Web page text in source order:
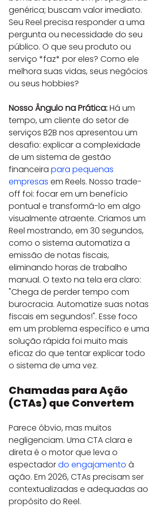
genérica; buscam valor imediato.
Seu Reel precisa responder a uma
pergunta ou necessidade do seu
público. O que seu produto ou
serviço *faz* por eles? Como ele
melhora suas vidas, seus negócios
ou seus hobbies?
Nosso Ângulo na Prática: Há um
tempo, um cliente do setor de
serviços B2B nos apresentou um
desafio: explicar a complexidade
de um sistema de gestão
financeira para pequenas
empresas em Reels. Nosso trade-
off foi: focar em um benefício
pontual e transformá-lo em algo
visualmente atraente. Criamos um
Reel mostrando, em 30 segundos,
como o sistema automatiza a
emissão de notas fiscais,
eliminando horas de trabalho
manual. O texto na tela era claro:
"Chega de perder tempo com
burocracia. Automatize suas notas
fiscais em segundos!". Esse foco
em um problema específico e uma
solução rápida foi muito mais
eficaz do que tentar explicar todo
o sistema de uma vez.
Chamadas para Ação
(CTAs) que Convertem
Parece óbvio, mas muitos
negligenciam. Uma CTA clara e
direta é o motor que leva o
espectador do engajamento à
ação. Em 2026, CTAs precisam ser
contextualizadas e adequadas ao
propósito do Reel.